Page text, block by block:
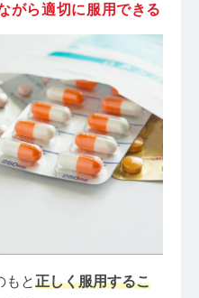
がら適切に服用できる
もと正しく服用するこ